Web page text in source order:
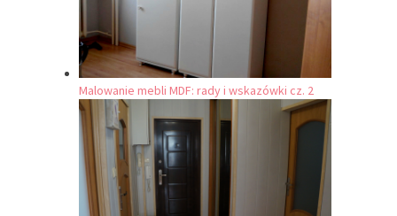
Malowanie mebli MDF: rady i wskazówki cz. 2